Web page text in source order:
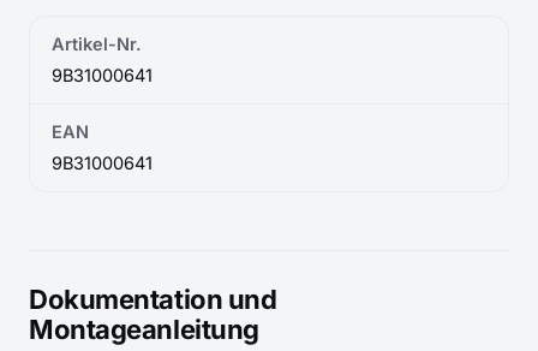
Artikel-Nr.
9B31000641
EAN
9B31000641
Dokumentation und
Montageanleitung